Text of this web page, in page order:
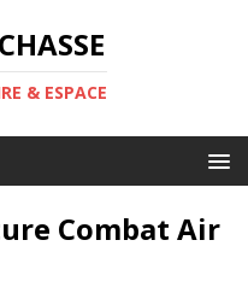
& ESPACE
Combat Air